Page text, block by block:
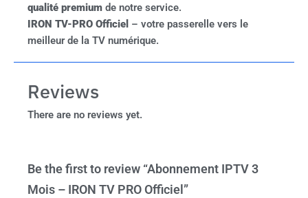
qualité premium de notre service.
IRON TV-PRO Officiel – votre passerelle vers le
meilleur de la TV numérique.
Reviews
There are no reviews yet.
Be the first to review “Abonnement IPTV 3
Mois – IRON TV PRO Officiel”